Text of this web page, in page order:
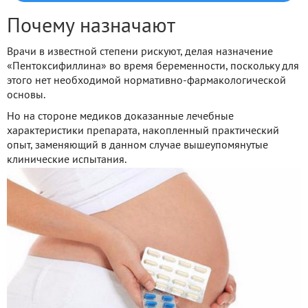
Почему назначают
Врачи в известной степени рискуют, делая назначение
«Пентоксифиллина» во время беременности, поскольку для
этого нет необходимой нормативно-фармакологической
основы.
Но на стороне медиков доказанные лечебные
характеристики препарата, накопленный практический
опыт, заменяющий в данном случае вышеупомянутые
клинические испытания.